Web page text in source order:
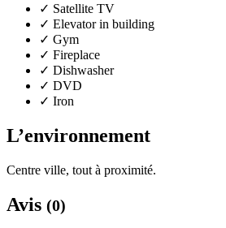
✓ Satellite TV
✓ Elevator in building
✓ Gym
✓ Fireplace
✓ Dishwasher
✓ DVD
✓ Iron
L’environnement
Centre ville, tout à proximité.
Avis (0)